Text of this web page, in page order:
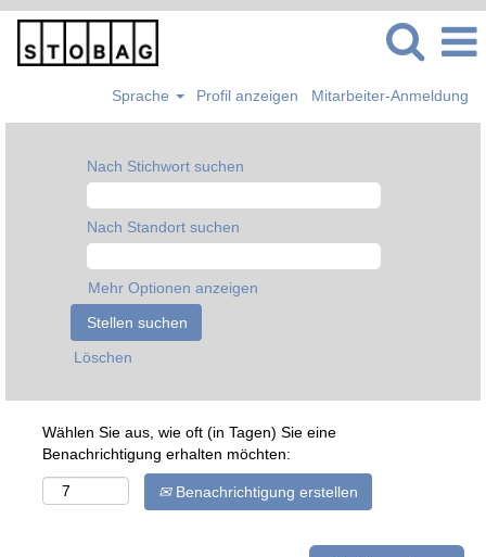
Sprache Profil anzeigen Mitarbeiter-Anmeldung
Nach Stichwort suchen
Nach Standort suchen
Mehr Optionen anzeigen
Löschen
Wählen Sie aus, wie oft (in Tagen) Sie eine
Benachrichtigung erhalten möchten:
Benachrichtigung erstellen